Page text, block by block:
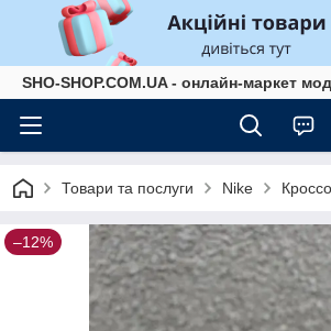
SHO-SHOP.COM.UA - онлайн-маркет
Товари та послуги Nike
–12%